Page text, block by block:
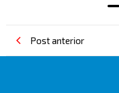
Post anterior